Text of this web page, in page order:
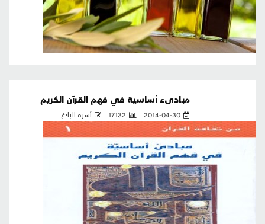
مبادىء أساسية في فهم القرآن الكريم
2014-04-30
17132 أسرة البلاغ